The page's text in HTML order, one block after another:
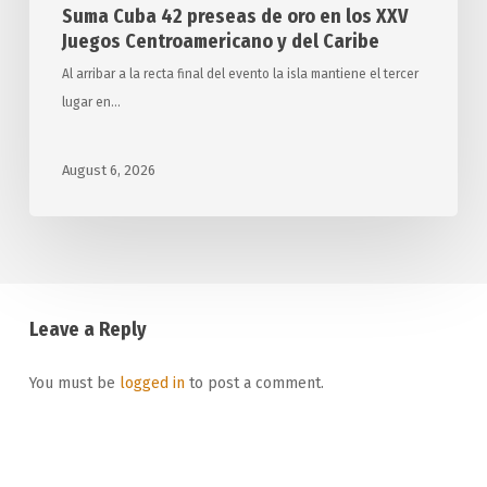
CaribeSuma Cuba 42 preseas de oro en los XXV
Juegos Centroamericano y del Caribe
Al arribar a la recta final del evento la isla mantiene el tercer
lugar en…
August 6, 2026
Leave a Reply
You must be logged into post a comment.